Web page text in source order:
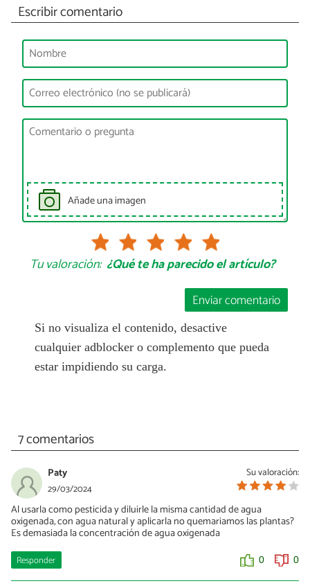
Escribir comentario
Añade una imagen
Tu valoración: ¿Qué te ha parecido el artículo?
Enviar comentario
Si no visualiza el contenido, desactive
cualquier adblocker o complemento que pueda
estar impidiendo su carga.
7 comentarios
Su valoración:
Paty
29/03/2024
Al usarla como pesticida y diluirle la misma cantidad de agua
oxigenada, con agua natural y aplicarla no quemariamos las plantas?
Es demasiada la concentración de agua oxigenada
Responder 0 0